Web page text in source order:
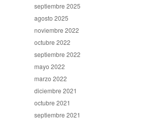
septiembre 2025
agosto 2025
noviembre 2022
octubre 2022
septiembre 2022
mayo 2022
marzo 2022
diciembre 2021
octubre 2021
septiembre 2021